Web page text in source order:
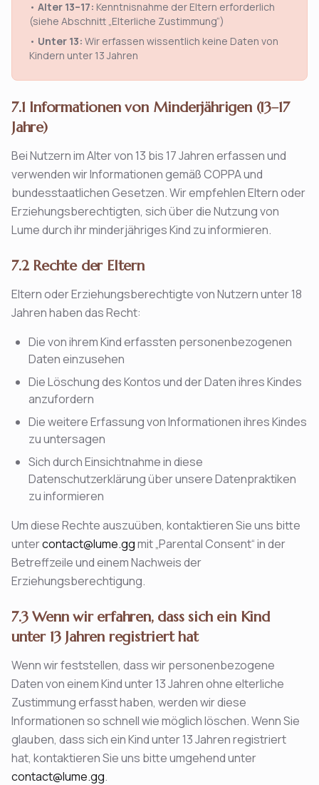
• Alter 13–17: Kenntnisnahme der Eltern erforderlich
(siehe Abschnitt „Elterliche Zustimmung“)
• Unter 13: Wir erfassen wissentlich keine Daten von
Kindern unter 13 Jahren
7.1 Informationen von Minderjährigen (13–17
Jahre)
Bei Nutzern im Alter von 13 bis 17 Jahren erfassen und
verwenden wir Informationen gemäß COPPA und
bundesstaatlichen Gesetzen. Wir empfehlen Eltern oder
Erziehungsberechtigten, sich über die Nutzung von
Lume durch ihr minderjähriges Kind zu informieren.
7.2 Rechte der Eltern
Eltern oder Erziehungsberechtigte von Nutzern unter 18
Jahren haben das Recht:
Die von ihrem Kind erfassten personenbezogenen
Daten einzusehen
Die Löschung des Kontos und der Daten ihres Kindes
anzufordern
Die weitere Erfassung von Informationen ihres Kindes
zu untersagen
Sich durch Einsichtnahme in diese
Datenschutzerklärung über unsere Datenpraktiken
zu informieren
Um diese Rechte auszuüben, kontaktieren Sie uns bitte
untercontact@lume.ggmit „Parental Consent“ in der
Betreffzeile und einem Nachweis der
Erziehungsberechtigung.
7.3 Wenn wir erfahren, dass sich ein Kind
unter 13 Jahren registriert hat
Wenn wir feststellen, dass wir personenbezogene
Daten von einem Kind unter 13 Jahren ohne elterliche
Zustimmung erfasst haben, werden wir diese
Informationen so schnell wie möglich löschen. Wenn Sie
glauben, dass sich ein Kind unter 13 Jahren registriert
hat, kontaktieren Sie uns bitte umgehend unter
contact@lume.gg.